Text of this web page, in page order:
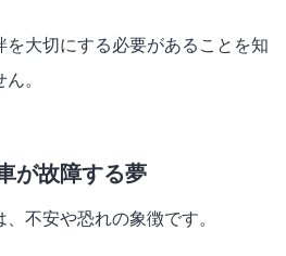
を大切にする必要があることを知
。
が故障する夢
不安や恐れの象徴です。